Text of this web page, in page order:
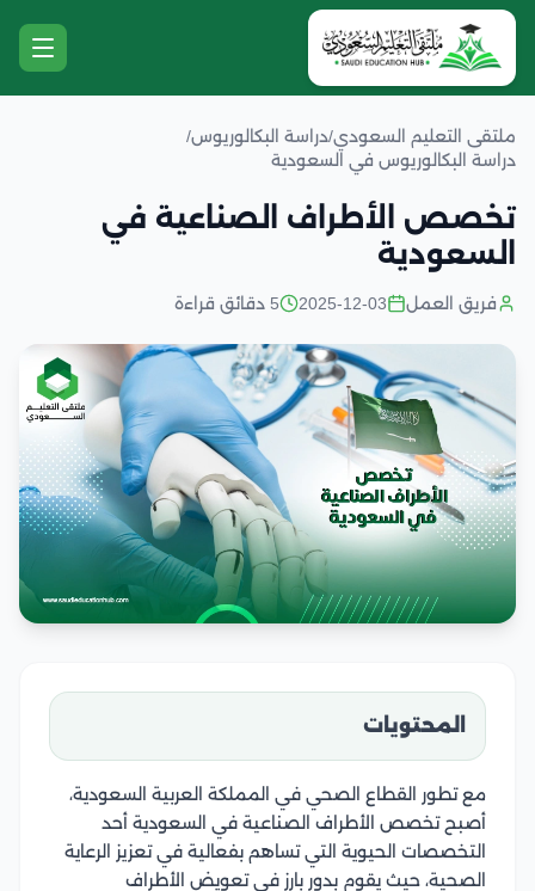
ملتقى التعليم السعودي/دراسة البكالوريوس/
دراسة البكالوريوس في السعودية
تخصص الأطراف الصناعية في
السعودية
فريق العمل 2025-12-03 5 دقائق قراءة
المحتويات
مع تطور القطاع الصحي في المملكة العربية السعودية،
أصبح تخصص الأطراف الصناعية في السعودية أحد
التخصصات الحيوية التي تساهم بفعالية في تعزيز الرعاية
الصحية، حيث يقوم بدور بارز في تعويض الأطراف